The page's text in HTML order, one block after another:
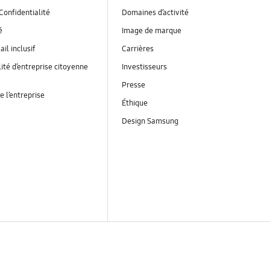
inclusif
d’entreprise citoyenne
l’entreprise
Domaines d’activité
Image de marque
Carrières
Investisseurs
Presse
Éthique
Design Samsung